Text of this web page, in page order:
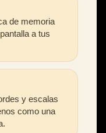
de memoria
a tus
y escalas
como una